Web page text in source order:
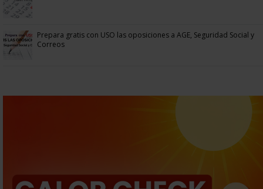
Prepara gratis con USO las oposiciones a AGE, Seguridad Social y
Correos